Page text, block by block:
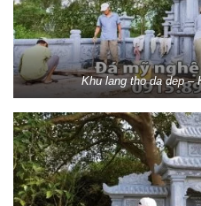
Khu lang tho da dep –